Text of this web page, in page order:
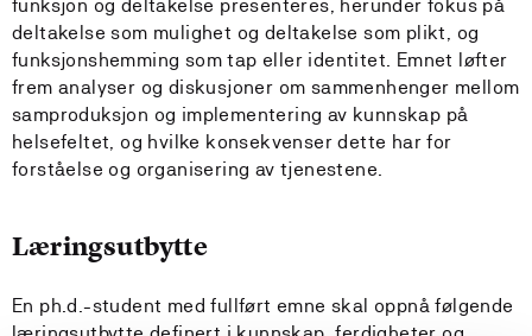
funksjon og deltakelse presenteres, herunder fokus på
deltakelse som mulighet og deltakelse som plikt, og
funksjonshemming som tap eller identitet. Emnet løfter
frem analyser og diskusjoner om sammenhenger mellom
samproduksjon og implementering av kunnskap på
helsefeltet, og hvilke konsekvenser dette har for
forståelse og organisering av tjenestene.
Læringsutbytte
En ph.d.-student med fullført emne skal oppnå følgende